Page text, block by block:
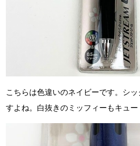
こちらは色違いのネイビーです。シ
すよね。白抜きのミッフィーもキュー